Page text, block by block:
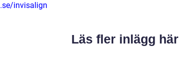
invisalign
Läs fler inlägg här